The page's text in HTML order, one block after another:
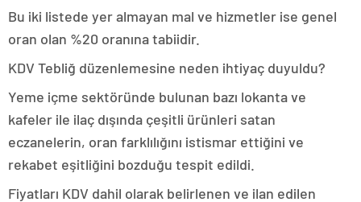
Bu iki listede yer almayan mal ve hizmetler ise genel
oran olan %20 oranına tabiidir.
KDV Tebliğ düzenlemesine neden ihtiyaç duyuldu?
Yeme içme sektöründe bulunan bazı lokanta ve
kafeler ile ilaç dışında çeşitli ürünleri satan
eczanelerin, oran farklılığını istismar ettiğini ve
rekabet eşitliğini bozduğu tespit edildi.
Fiyatları KDV dahil olarak belirlenen ve ilan edilen